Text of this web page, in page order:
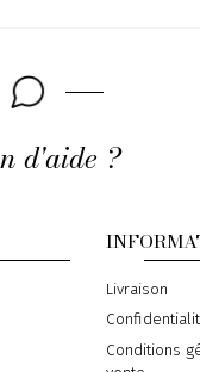
d'aide ?
Livraison
Conditions